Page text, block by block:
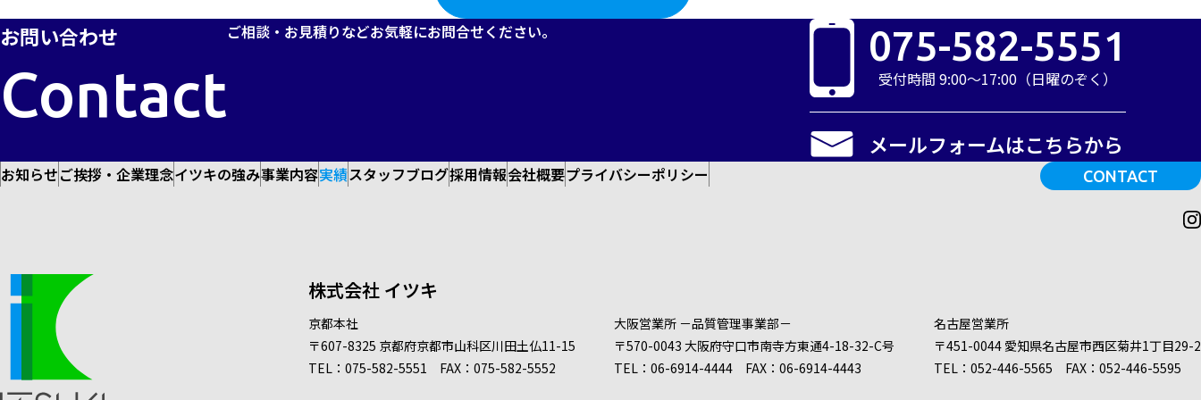
お問い合わせ
Contact
ご相談・お見積りなどお気軽にお問合せください。 075-582-5551
受付時間 9:00～17:00（日曜のぞく）
メールフォームはこちらから
お知らせご挨拶・企業理念イツキの強み事業内容実績スタッフブログ採用情報会社概要プライバシーポリシー CONTACT
株式会社 イツキ
京都本社
〒607-8325 京都府京都市山科区川田土仏11-15
TEL： 075-582-5551 FAX：075-582-5552
大阪営業所 －品質管理事業部－
〒570-0043大阪府守口市南寺方東通4-18-32-C号
TEL：06-6914-4444 FAX：06-6914-4443
名古屋営業所
〒451-0044 愛知県名古屋市西区菊井1丁目29-2
TEL： 052-446-5565 FAX：052-446-5595